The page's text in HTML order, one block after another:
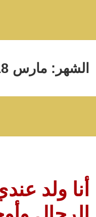
الشهر:مارس 2018